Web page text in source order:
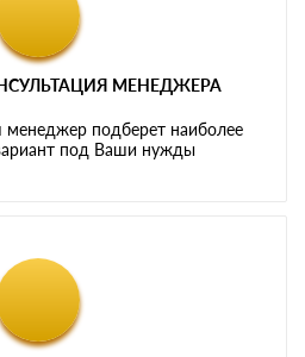
МЕНЕДЖЕРА
подберет наиболее
под Ваши нужды